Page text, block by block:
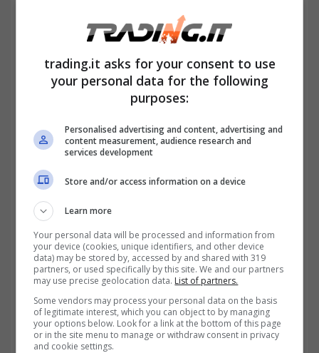
quali il dipendente è assente dal lavoro ma
per cui l’INPS stabilisce il riconoscimento di
contributi utili per la pensione.
sfruttando la disoccupazione (trading.it)
trading.it asks for your consent to use
your personal data for the following
purposes:
Personalised advertising and content, advertising and
content measurement, audience research and
services development
Store and/or access information on a device
Learn more
Your personal data will be processed and information from
your device (cookies, unique identifiers, and other device
data) may be stored by, accessed by and shared with 319
partners, or used specifically by this site. We and our partners
may use precise geolocation data. List of partners.
Some vendors may process your personal data on the basis
of legitimate interest, which you can object to by managing
your options below. Look for a link at the bottom of this page
or in the site menu to manage or withdraw consent in privacy
and cookie settings.